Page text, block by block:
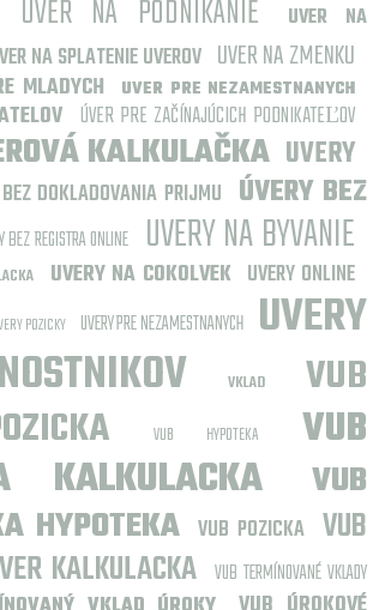
UVER NA PODNIKANIE
UVER NA
NA SPLATENIE UVEROV UVER NA ZMENKU
MLADYCH UVER PRE NEZAMESTNANYCH
ÚVER PRE ZAČÍNAJÚCICH PODNIKATEĽOV
KALKULAČKA UVERY
DOKLADOVANIA PRIJMU ÚVERY BEZ
BEZ REGISTRA ONLINE UVERY NA BYVANIE
UVERY NA COKOLVEK UVERY ONLINE
POZICKY UVERY PRE NEZAMESTNANYCH UVERY
VKLAD
VUB
VUB HYPOTEKA
VUB
KALKULACKA
VUB
HYPOTEKA VUB POZICKA VUB
KALKULACKA VUB TERMÍNOVANÉ VKLADY